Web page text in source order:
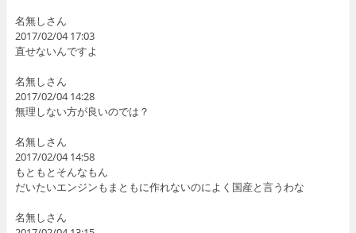
名無しさん
2017/02/04 17:03
直せないんですよ
名無しさん
2017/02/04 14:28
無理しない方が良いのでは？
名無しさん
2017/02/04 14:58
もともとそんなもん
だいたいエンジンもまともに作れないのによく国産と言うわな
名無しさん